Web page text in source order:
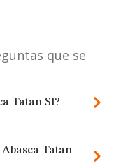
que se
Tatan Sl?
Tatan